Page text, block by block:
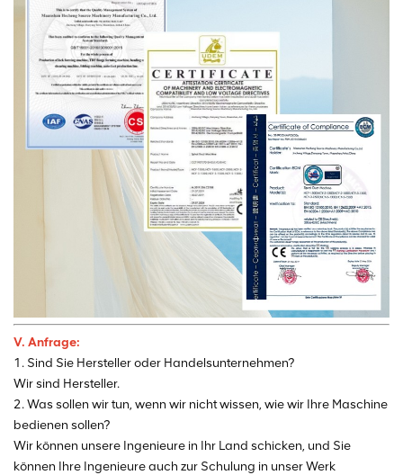
V. Anfrage:
1. Sind Sie Hersteller oder Handelsunternehmen?
Wir sind Hersteller.
2. Was sollen wir tun, wenn wir nicht wissen, wie wir Ihre Maschine
bedienen sollen?
Wir können unsere Ingenieure in Ihr Land schicken, und Sie
können Ihre Ingenieure auch zur Schulung in unser Werk